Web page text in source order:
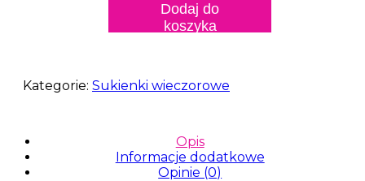
Dodaj do
koszyka
Kategorie: Sukienki wieczorowe
Opis
Informacje dodatkowe
Opinie (0)